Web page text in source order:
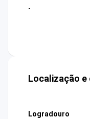
-
Localização
Logradouro